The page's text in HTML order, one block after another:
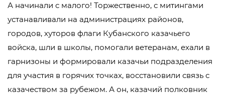
А начинали с малого! Торжественно, с митингами
устанавливали на администрациях районов,
городов, хуторов флаги Кубанского казачьего
войска, шли в школы, помогали ветеранам, ехали в
гарнизоны и формировали казачьи подразделения
для участия в горячих точках, восстановили связь с
казачеством за рубежом. А он, казачий полковник